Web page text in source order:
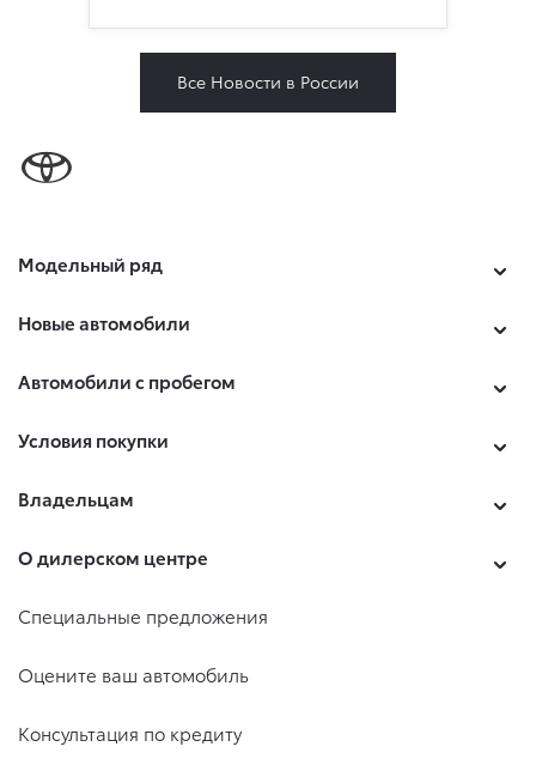
Все Новости в России
Модельный ряд
Новые автомобили
Автомобили с пробегом
Условия покупки
Владельцам
О дилерском центре
Специальные предложения
Оцените ваш автомобиль
Консультация по кредиту